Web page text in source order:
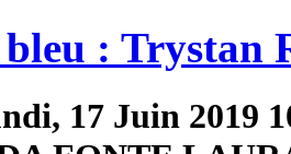
: Trystan
17 Juin 2019